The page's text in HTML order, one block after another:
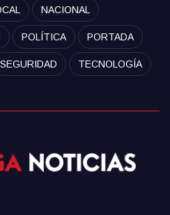
NACIONAL
POLÍTICA PORTADA
SEGURIDAD TECNOLOGÍA